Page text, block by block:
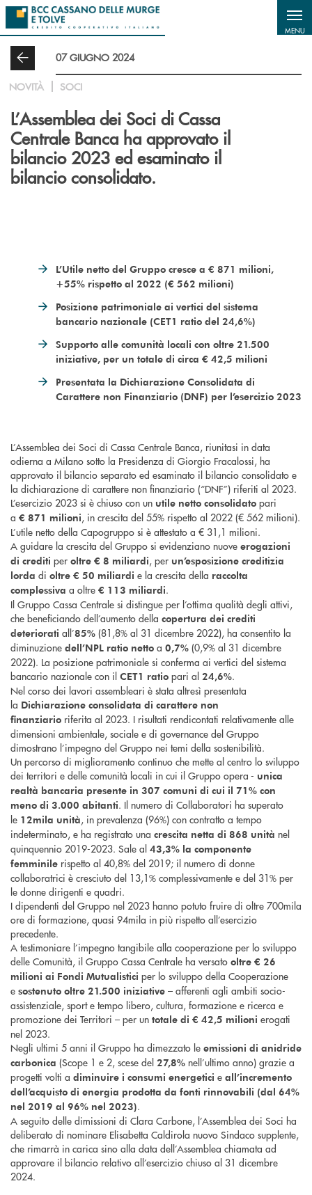
Salta al contenuto principale
MENU
07 GIUGNO 2024
NOVITÀ SOCI
L’Assemblea dei Soci di Cassa
Centrale Banca ha approvato il
bilancio 2023 ed esaminato il
bilancio consolidato.
L’Utile netto del Gruppo cresce a € 871 milioni,
+55% rispetto al 2022 (€ 562 milioni)
Posizione patrimoniale ai vertici del sistema
bancario nazionale (CET1 ratio del 24,6%)
Supporto alle comunità locali con oltre 21.500
iniziative, per un totale di circa € 42,5 milioni
Presentata la Dichiarazione Consolidata di
Carattere non Finanziario (DNF) per l’esercizio 2023
L’Assemblea dei Soci di Cassa Centrale Banca, riunitasi in data
odierna a Milano sotto la Presidenza di Giorgio Fracalossi, ha
approvato il bilancio separato ed esaminato il bilancio consolidato e
la dichiarazione di carattere non finanziario (“DNF”) riferiti al 2023.
L’esercizio 2023 si è chiuso con un utile netto consolidato pari
a € 871 milioni, in crescita del 55% rispetto al 2022 (€ 562 milioni).
L’utile netto della Capogruppo si è attestato a € 31,1 milioni.
A guidare la crescita del Gruppo si evidenziano nuove erogazioni
di crediti per oltre € 8 miliardi, per un’esposizione creditizia
lorda di oltre € 50 miliardi e la crescita della raccolta
complessiva a oltre € 113 miliardi.
Il Gruppo Cassa Centrale si distingue per l’ottima qualità degli attivi,
che beneficiando dell’aumento della copertura dei crediti
deteriorati all’85% (81,8% al 31 dicembre 2022), ha consentito la
diminuzione dell’NPL ratio netto a 0,7% (0,9% al 31 dicembre
2022). La posizione patrimoniale si conferma ai vertici del sistema
bancario nazionale con il CET1 ratio pari al 24,6%.
Nel corso dei lavori assembleari è stata altresì presentata
la Dichiarazione consolidata di carattere non
finanziario riferita al 2023. I risultati rendicontati relativamente alle
dimensioni ambientale, sociale e di governance del Gruppo
dimostrano l’impegno del Gruppo nei temi della sostenibilità.
Un percorso di miglioramento continuo che mette al centro lo sviluppo
dei territori e delle comunità locali in cui il Gruppo opera - unica
realtà bancaria presente in 307 comuni di cui il 71% con
meno di 3.000 abitanti. Il numero di Collaboratori ha superato
le 12mila unità, in prevalenza (96%) con contratto a tempo
indeterminato, e ha registrato una crescita netta di 868 unità nel
quinquennio 2019-2023. Sale al 43,3% la componente
femminile rispetto al 40,8% del 2019; il numero di donne
collaboratrici è cresciuto del 13,1% complessivamente e del 31% per
le donne dirigenti e quadri.
I dipendenti del Gruppo nel 2023 hanno potuto fruire di oltre 700mila
ore di formazione, quasi 94mila in più rispetto all’esercizio
precedente.
A testimoniare l’impegno tangibile alla cooperazione per lo sviluppo
delle Comunità, il Gruppo Cassa Centrale ha versato oltre € 26
milioni ai Fondi Mutualistici per lo sviluppo della Cooperazione
e sostenuto oltre 21.500 iniziative – afferenti agli ambiti socio-
assistenziale, sport e tempo libero, cultura, formazione e ricerca e
promozione dei Territori – per un totale di € 42,5 milioni erogati
nel 2023.
Negli ultimi 5 anni il Gruppo ha dimezzato le emissioni di anidride
carbonica (Scope 1 e 2, scese del 27,8% nell’ultimo anno) grazie a
progetti volti a diminuire i consumi energetici e all’incremento
dell’acquisto di energia prodotta da fonti rinnovabili (dal 64%
nel 2019 al 96% nel 2023).
A seguito delle dimissioni di Clara Carbone, l’Assemblea dei Soci ha
deliberato di nominare Elisabetta Caldirola nuovo Sindaco supplente,
che rimarrà in carica sino alla data dell’Assemblea chiamata ad
approvare il bilancio relativo all’esercizio chiuso al 31 dicembre
2024.